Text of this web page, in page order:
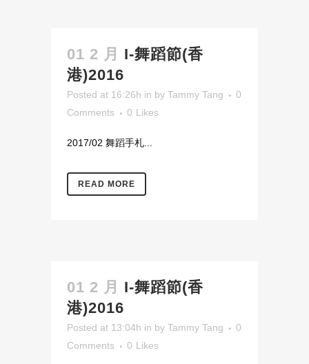
01 2 月 I-舞蹈節(香
港)2016
Posted at 16:26h in by Tammy Tang
0
Comments
0 Likes
2017/02 舞蹈手札...
READ MORE
01 2 月 I-舞蹈節(香
港)2016
Posted at 13:04h in by Tammy Tang
0
Comments
0 Likes